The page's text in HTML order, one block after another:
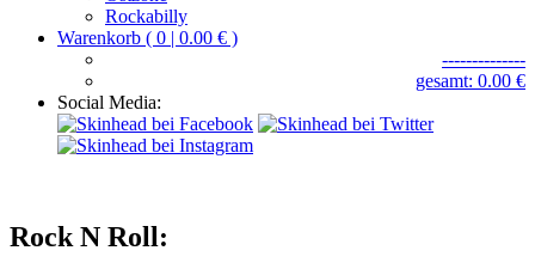
Rockabilly
Warenkorb ( 0 | 0.00 € )
--------------
gesamt: 0.00 €
Social Media:
Rock N Roll: